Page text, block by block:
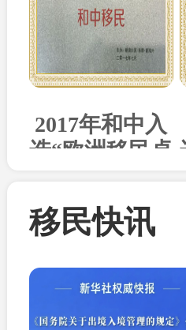
2017年和中入
选“欧洲移民卓
移民快讯